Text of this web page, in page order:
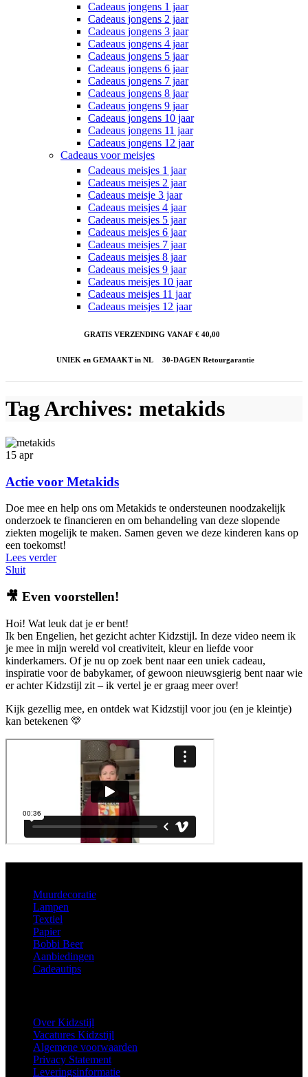
Cadeaus jongens 1 jaar
Cadeaus jongens 2 jaar
Cadeaus jongens 3 jaar
Cadeaus jongens 4 jaar
Cadeaus jongens 5 jaar
Cadeaus jongens 6 jaar
Cadeaus jongens 7 jaar
Cadeaus jongens 8 jaar
Cadeaus jongens 9 jaar
Cadeaus jongens 10 jaar
Cadeaus jongens 11 jaar
Cadeaus jongens 12 jaar
Cadeaus voor meisjes
Cadeaus meisjes 1 jaar
Cadeaus meisjes 2 jaar
Cadeaus meisje 3 jaar
Cadeaus meisjes 4 jaar
Cadeaus meisjes 5 jaar
Cadeaus meisjes 6 jaar
Cadeaus meisjes 7 jaar
Cadeaus meisjes 8 jaar
Cadeaus meisjes 9 jaar
Cadeaus meisjes 10 jaar
Cadeaus meisjes 11 jaar
Cadeaus meisjes 12 jaar
GRATIS VERZENDING VANAF € 40,00
UNIEK en GEMAAKT in NL 30-DAGEN Retourgarantie
Tag Archives: metakids
15 apr
Actie voor Metakids
Doe mee en help ons om Metakids te ondersteunen noodzakelijk
onderzoek te financieren en om behandeling van deze slopende
ziekten mogelijk te maken. Samen geven we deze kinderen kans op
een toekomst!
Lees verder
Sluit
🎥 Even voorstellen!
Hoi! Wat leuk dat je er bent!
Ik ben Engelien, het gezicht achter Kidzstijl. In deze video neem ik
je mee in mijn wereld vol creativiteit, kleur en liefde voor
kinderkamers. Of je nu op zoek bent naar een uniek cadeau,
inspiratie voor de babykamer, of gewoon nieuwsgierig bent naar wie
er achter Kidzstijl zit – ik vertel je er graag meer over!
Kijk gezellig mee, en ontdek wat Kidzstijl voor jou (en je kleintje)
kan betekenen 💛
Muurdecoratie
Lampen
Textiel
Papier
Bobbi Beer
Aanbiedingen
Cadeautips
Over Kidzstijl
Vacatures Kidzstijl
Algemene voorwaarden
Privacy Statement
Leveringsinformatie